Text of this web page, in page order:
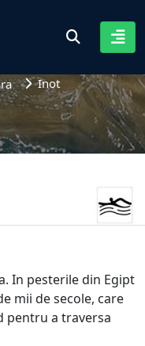
Inot
In pesterile din Egipt
mii de secole, care
pentru a traversa